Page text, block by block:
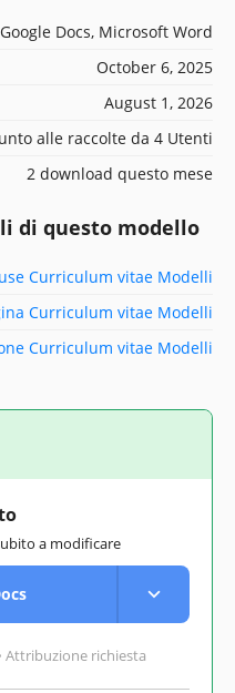
Google Docs, Microsoft Word
October 6, 2025
August 1, 2026
alle raccolte da 4 Utenti
2 download questo mese
di questo modello
Curriculum vitae Modelli
Curriculum vitae Modelli
Curriculum vitae Modelli
a modificare
Attribuzione richiesta